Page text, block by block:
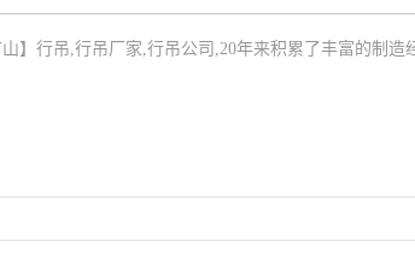
】行吊,行吊厂家,行吊公司,20年来积累了丰富的制造